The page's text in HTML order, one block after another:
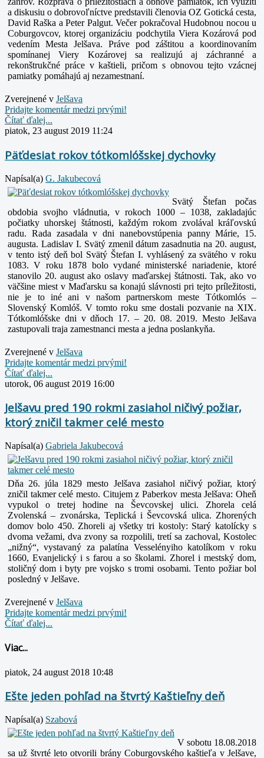
a diskusiu o dobrovoľníctve predstavili členovia OZ Gotická cesta,
David Raška a Peter Palgut. Večer pokračoval Hudobnou nocou u
Coburgovcov, ktorej organizáciu podchytila Viera Kozárová pod
vedením Mesta Jelšava. Práve pod záštitou a koordinovaním
spomínanej Viery Kozárovej sa realizujú aj záchranné a
rekonštrukčné práce v kaštieli, pričom s obnovou tejto vzácnej
pamiatky pomáhajú aj nezamestnaní.
Zverejnené v Jelšava
Pridajte komentár medzi prvými!
Čítať ďalej...
piatok, 23 august 2019 11:24
Päťdesiat rokov tótkomlóšskej dychovky
Napísal(a) G. Jakubecová
Svätý Štefan počas
obdobia svojho vládnutia, v rokoch 1000 – 1038, zakladajúc
počiatky uhorskej štátnosti, každým rokom zvolával kráľovskú
radu. Rada zasadala v dni nanebovstúpenia panny Márie, 15.
augusta. Ladislav I. Svätý zmenil dátum zasadnutia na 20. august,
v tento istý deň bol Svätý Štefan I. vyhlásený za svätého v roku
1083.V roku 1878 bolo vydané ministerské nariadenie, ktoré
stanovilo 20. august ako oslavy maďarskej štátnosti.Tak, ako vo
väčšine miest v Maďarsku sa konajú slávnosti pri tejto príležitosti,
nie je to iné ani v našom partnerskom meste Tótkomlós –
Slovenský Komlóš. V tomto roku sme dostali pozvanie na XIX.
Tótkomlóšske dni v dňoch 17. – 20. 08. 2019. Mesto Jelšava
zastupovali traja zamestnanci mesta a jedna poslankyňa.
Zverejnené v Jelšava
Pridajte komentár medzi prvými!
Čítať ďalej...
utorok, 06 august 2019 16:00
Jelšavu pred 190 rokmi zasiahol ničivý požiar,
ktorý zničil takmer celé mesto
Napísal(a) Gabriela Jakubecová
Dňa 26. júla 1829 mesto Jelšava zasiahol ničivý požiar, ktorý
zničil takmer celé mesto. Citujem z Paberkov mesta Jelšava: Oheň
vypukol o tretej hodine na Ševcovskej ulici. Zhorela celá
Zvolenská – zvonárska, Teplická i Ševcovská ulica. Zhorených
domov bolo 450. Zhoreli aj všetky tri kostoly: Starý katolícky s
dvoma vežami, dva zvony sa rozpolili, tretí sa zachoval, Kostolec
„nižný“, vystavaný za palatína Vesselényiho katolíkom v roku
1660, Evanjelický i s farou a so školami. Zhorel i mestský dom,
stoličný dom i byty pre vojsko s tromi osobami. Tento požiar bol
posledný v Jelšave.
Zverejnené v Jelšava
Pridajte komentár medzi prvými!
Čítať ďalej...
Viac...
piatok, 24 august 2018 10:48
Ešte jeden pohľad na štvrtý Kaštieľny deň
Napísal(a) Szabová
V sobotu 18.08.2018
sa už štvrté leto otvorili brány Coburgovského kaštieľa v Jelšave,